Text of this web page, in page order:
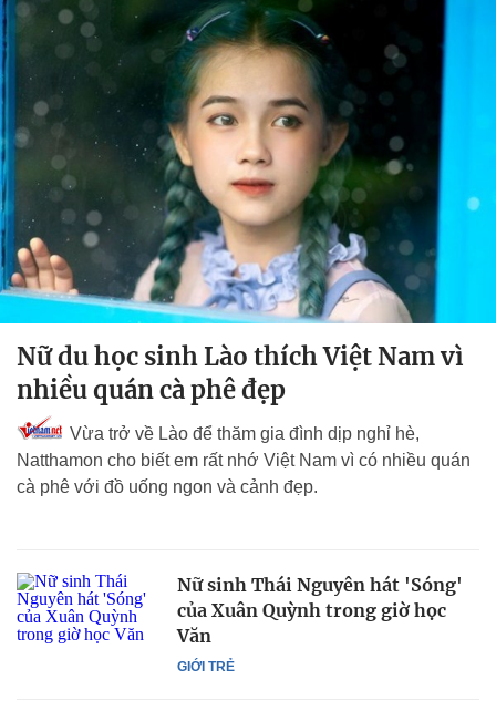
Nữ du học sinh Lào thích Việt Nam vì
nhiều quán cà phê đẹp
Vừa trở về Lào để thăm gia đình dịp nghỉ hè,
Natthamon cho biết em rất nhớ Việt Nam vì có nhiều quán
cà phê với đồ uống ngon và cảnh đẹp.
GIỚI TRẺ
Nữ sinh Thái Nguyên hát 'Sóng'
của Xuân Quỳnh trong giờ học
Văn